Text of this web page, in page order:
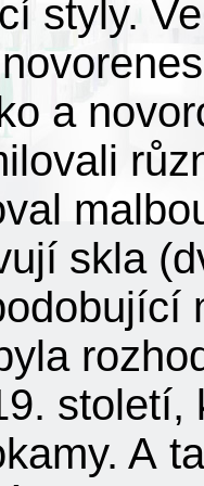
styly.
a
skla
století,
A